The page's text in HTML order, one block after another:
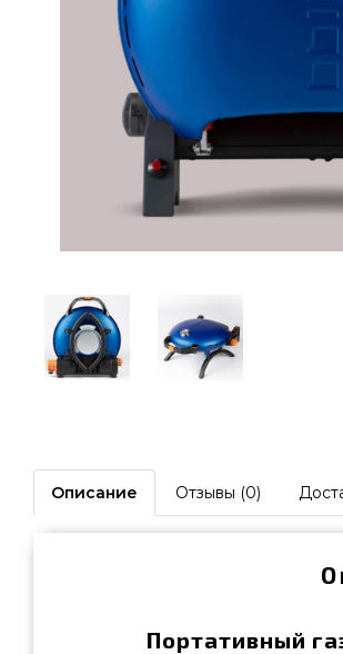
Описание Отзывы (0)
Портативный